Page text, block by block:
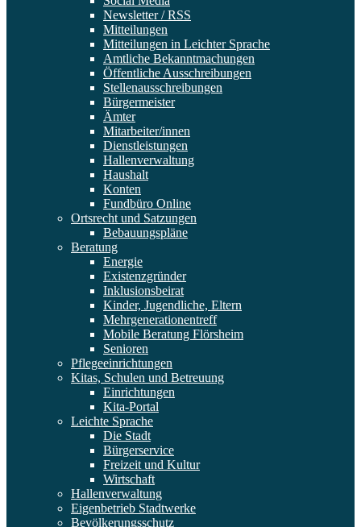
Newsletter / RSS
Mitteilungen
Mitteilungen in Leichter Sprache
Amtliche Bekanntmachungen
Öffentliche Ausschreibungen
Stellenausschreibungen
Bürgermeister
Ämter
Mitarbeiter/innen
Dienstleistungen
Hallenverwaltung
Haushalt
Konten
Fundbüro Online
Ortsrecht und Satzungen
Bebauungspläne
Beratung
Energie
Existenzgründer
Inklusionsbeirat
Kinder, Jugendliche, Eltern
Mehrgenerationentreff
Mobile Beratung Flörsheim
Senioren
Pflegeeinrichtungen
Kitas, Schulen und Betreuung
Einrichtungen
Kita-Portal
Leichte Sprache
Die Stadt
Bürgerservice
Freizeit und Kultur
Wirtschaft
Hallenverwaltung
Eigenbetrieb Stadtwerke
Bevölkerungsschutz